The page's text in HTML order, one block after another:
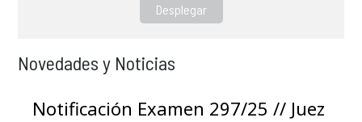
Desplegar
Novedades y Noticias
Notificación Examen 297/25 // Juez